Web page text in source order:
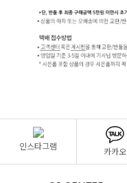
인스타그램
카카오